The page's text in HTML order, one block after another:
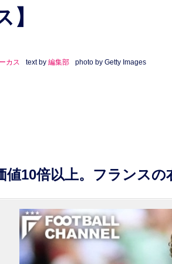
】
カス text by 編集部 photo by Getty Images
値10倍以上。フランス